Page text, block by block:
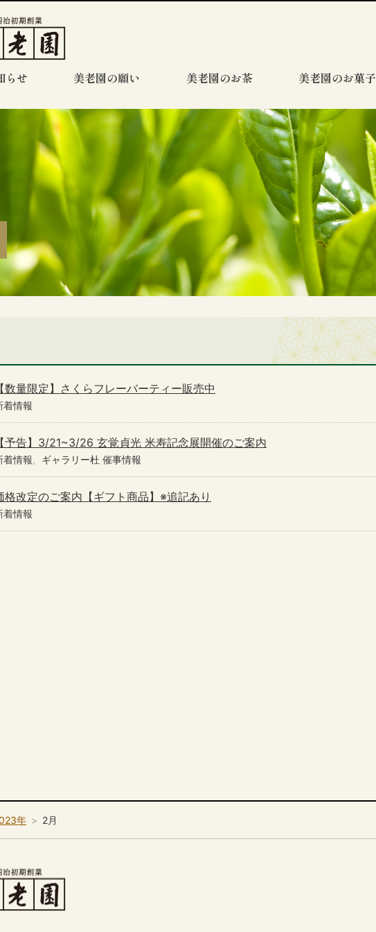
らせ 美老園の願い 美老園のお茶 美老園のお菓子
【数量限定】さくらフレーバーティー販売中
着情報
【予告】3/21~3/26 玄覚貞光 米寿記念展開催のご案内
着情報 ギャラリー杜 催事情報
格改定のご案内【ギフト商品】※追記あり
着情報
年 2月